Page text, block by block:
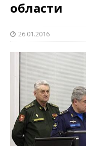
области
26.01.2016